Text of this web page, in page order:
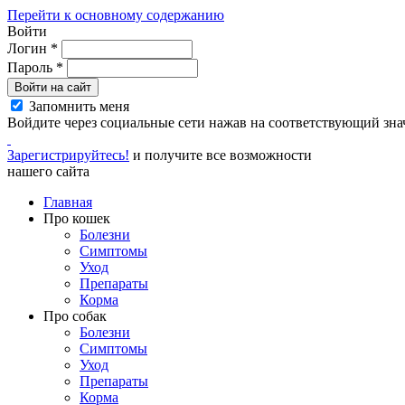
Перейти к основному содержанию
Войти
Логин *
Пароль *
Войти на сайт
Запомнить меня
Войдите через социальные сети нажав на соответствующий
Зарегистрируйтесь! и получите все возможности
нашего сайта
Главная
Про кошек
Болезни
Симптомы
Уход
Препараты
Корма
Про собак
Болезни
Симптомы
Уход
Препараты
Корма